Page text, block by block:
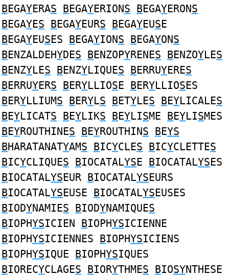
BEGAYERAS BEGAYERIONS BEGAYERONS
BEGAYES BEGAYEURS BEGAYEUSE
BEGAYEUSES BEGAYIONS BEGAYONS
BENZALDEHYDES BENZOPYRENES BENZOYLES
BENZYLES BENZYLIQUES BERRUYERES
BERRUYERS BERYLLIOSE BERYLLIOSES
BERYLLIUMS BERYLS BETYLES BEYLICALES
BEYLICATS BEYLIKS BEYLISME BEYLISMES
BEYROUTHINES BEYROUTHINS BEYS
BHARATANATYAMS BICYCLES BICYCLETTES
BICYCLIQUES BIOCATALYSE BIOCATALYSES
BIOCATALYSEUR BIOCATALYSEURS
BIOCATALYSEUSE BIOCATALYSEUSES
BIODYNAMIES BIODYNAMIQUES
BIOPHYSICIEN BIOPHYSICIENNE
BIOPHYSICIENNES BIOPHYSICIENS
BIOPHYSIQUE BIOPHYSIQUES
BIORECYCLAGES BIORYTHMES BIOSYNTHESE